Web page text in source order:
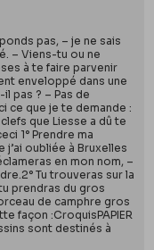
pas, – je ne sais
– Viens-tu ou ne
à te faire parvenir
enveloppé dans une
pas ? – Pas de
ce que je te demande :
que Liesse a dû te
1° Prendre ma
oubliée à Bruxelles
en mon nom, –
Tu trouveras sur la
prendras du gros
de camphre gros
façon :CroquisPAPIER
sont destinés à